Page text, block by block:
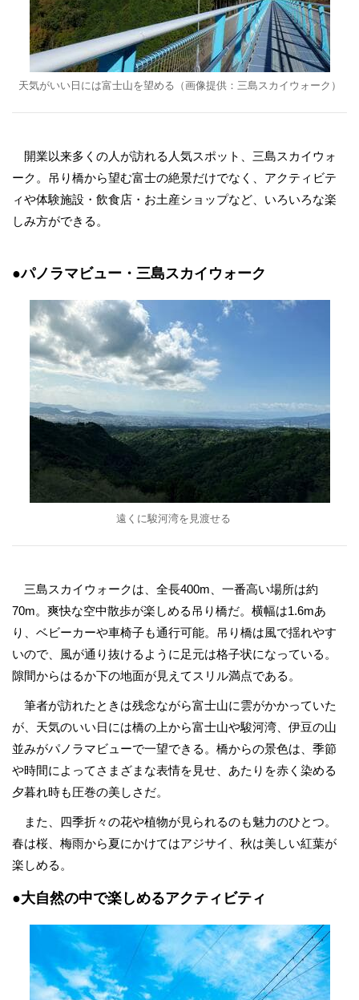
天気がいい日には富士山を望める（画像提供：三島スカイウォーク）
開業以来多くの人が訪れる人気スポット、三島スカイウォ
ーク。吊り橋から望む富士の絶景だけでなく、アクティビテ
ィや体験施設・飲食店・お土産ショップなど、いろいろな楽
しみ方ができる。
●パノラマビュー・三島スカイウォーク
遠くに駿河湾を見渡せる
三島スカイウォークは、全長400m、一番高い場所は約
70m。爽快な空中散歩が楽しめる吊り橋だ。横幅は1.6mあ
り、ベビーカーや車椅子も通行可能。吊り橋は風で揺れやす
いので、風が通り抜けるように足元は格子状になっている。
隙間からはるか下の地面が見えてスリル満点である。
筆者が訪れたときは残念ながら富士山に雲がかかっていた
が、天気のいい日には橋の上から富士山や駿河湾、伊豆の山
並みがパノラマビューで一望できる。橋からの景色は、季節
や時間によってさまざまな表情を見せ、あたりを赤く染める
夕暮れ時も圧巻の美しさだ。
また、四季折々の花や植物が見られるのも魅力のひとつ。
春は桜、梅雨から夏にかけてはアジサイ、秋は美しい紅葉が
楽しめる。
●大自然の中で楽しめるアクティビティ